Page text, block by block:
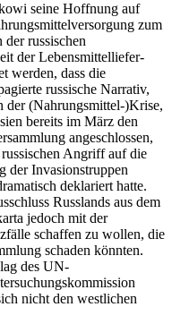
seine Hoffnung auf
zum
der russischen
der Lebensmittelliefer­
werden, dass die
russische Narrativ,
der (Nahrungsmittel-)Krise,
bereits im März den
angeschlossen,
Angriff auf die
der Invasionstruppen
deklariert hatte.
Russlands aus dem
jedoch mit der
schaf­fen zu wollen, die
schaden könnten.
des UN-
nicht den west­lichen